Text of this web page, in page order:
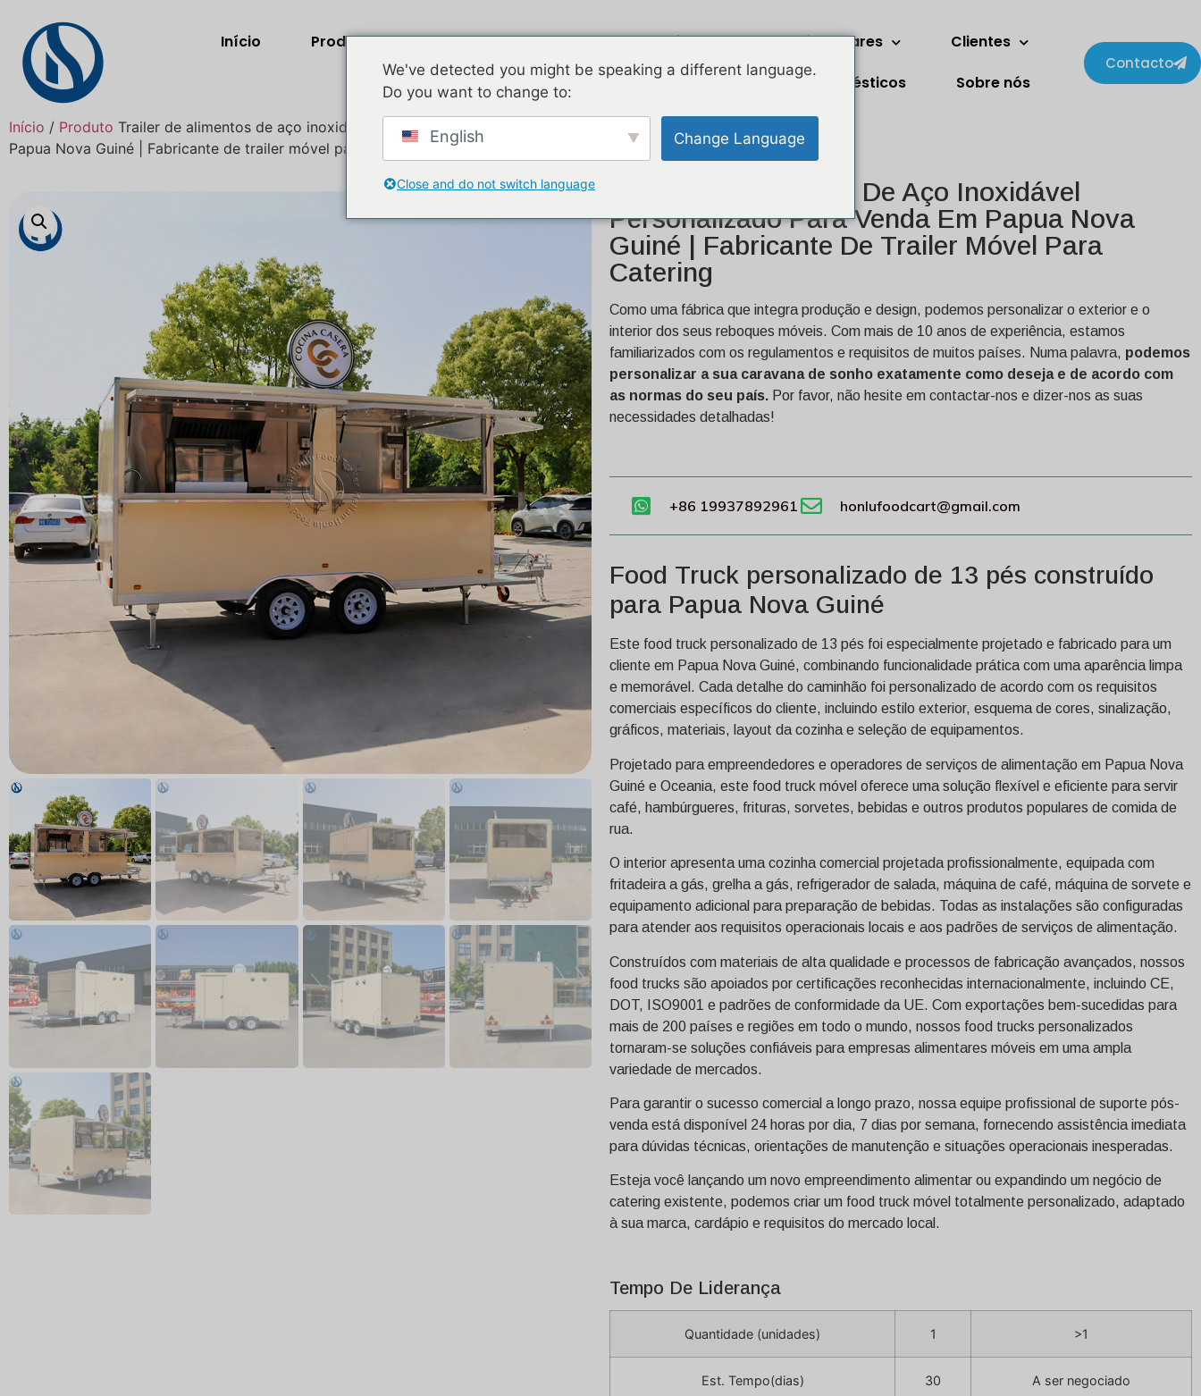
Início Produtos Corrente de ar Galvanizado Dois andares
Clientes
Electrodomésticos
Sobre nós
Contacto
Início / Produto Trailer de alimentos de aço inoxidável personalizado para venda em
Papua Nova Guiné | Fabricante de trailer móvel para catering
Trailer De Alimentos De Aço Inoxidável
Personalizado Para Venda Em Papua Nova
Guiné | Fabricante De Trailer Móvel Para
Catering
Como uma fábrica que integra produção e design, podemos personalizar o exterior e o
interior dos seus reboques móveis. Com mais de 10 anos de experiência, estamos
familiarizados com os regulamentos e requisitos de muitos países. Numa palavra, podemos
personalizar a sua caravana de sonho exatamente como deseja e de acordo com
as normas do seu país. Por favor, não hesite em contactar-nos e dizer-nos as suas
necessidades detalhadas!
+86 19937892961 honlufoodcart@gmail.com
Food Truck personalizado de 13 pés construído
para Papua Nova Guiné
Este food truck personalizado de 13 pés foi especialmente projetado e fabricado para um
cliente em Papua Nova Guiné, combinando funcionalidade prática com uma aparência limpa
e memorável. Cada detalhe do caminhão foi personalizado de acordo com os requisitos
comerciais específicos do cliente, incluindo estilo exterior, esquema de cores, sinalização,
gráficos, materiais, layout da cozinha e seleção de equipamentos.
Projetado para empreendedores e operadores de serviços de alimentação em Papua Nova
Guiné e Oceania, este food truck móvel oferece uma solução flexível e eficiente para servir
café, hambúrgueres, frituras, sorvetes, bebidas e outros produtos populares de comida de
rua.
O interior apresenta uma cozinha comercial projetada profissionalmente, equipada com
fritadeira a gás, grelha a gás, refrigerador de salada, máquina de café, máquina de sorvete e
equipamento adicional para preparação de bebidas. Todas as instalações são configuradas
para atender aos requisitos operacionais locais e aos padrões de serviços de alimentação.
Construídos com materiais de alta qualidade e processos de fabricação avançados, nossos
food trucks são apoiados por certificações reconhecidas internacionalmente, incluindo CE,
DOT, ISO9001 e padrões de conformidade da UE. Com exportações bem-sucedidas para
mais de 200 países e regiões em todo o mundo, nossos food trucks personalizados
tornaram-se soluções confiáveis ​​para empresas alimentares móveis em uma ampla
variedade de mercados.
Para garantir o sucesso comercial a longo prazo, nossa equipe profissional de suporte pós-
venda está disponível 24 horas por dia, 7 dias por semana, fornecendo assistência imediata
para dúvidas técnicas, orientações de manutenção e situações operacionais inesperadas.
Esteja você lançando um novo empreendimento alimentar ou expandindo um negócio de
catering existente, podemos criar um food truck móvel totalmente personalizado, adaptado
à sua marca, cardápio e requisitos do mercado local.
Tempo De Liderança
Quantidade (unidades) 1 >1
Est. Tempo(dias) 30 A ser negociado
We've detected you might be speaking a different language.
Do you want to change to:
English Change Language
Close and do not switch language